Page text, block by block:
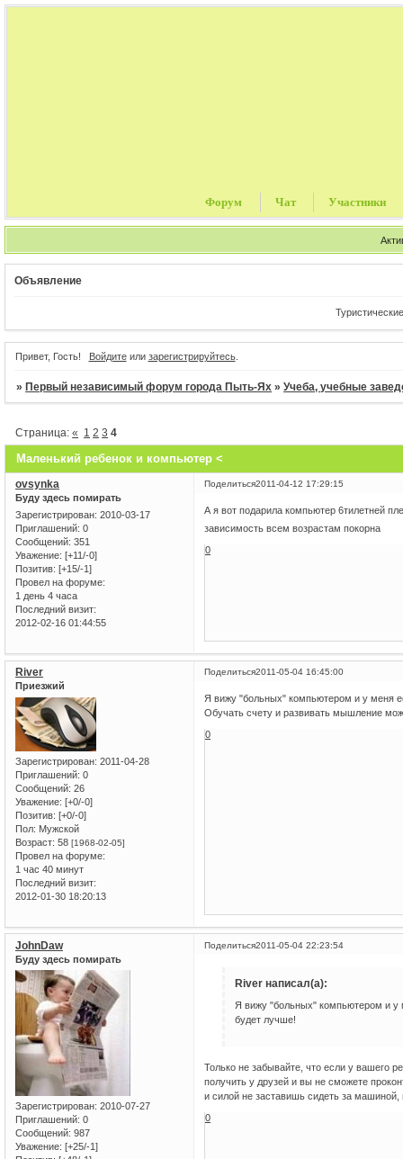
Форум Чат Участники
Объявление
Туристические путевки,
Привет, Гость! Войдитеили зарегистрируйтесь.
»Первый независимый форум города Пыть-Ях »Учеба, учебные
Маленький ребенок и компьютер <
Страница:« 1 2 3 4
Поделиться2011-04-12 17:29:15
ovsynka
Буду здесь помирать
Зарегистрирован: 2010-03-17
Приглашений: 0
Сообщений: 351
Уважение: [+11/-0]
Позитив: [+15/-1]
Провел на форуме:
1 день 4 часа
Последний визит:
2012-02-16 01:44:55
А я вот подарила компьютер 6тилетней
зависимость всем возрастам покорна
0
Поделиться2011-05-04 16:45:00
River
Приезжий
Зарегистрирован: 2011-04-28
Приглашений: 0
Сообщений: 26
Уважение: [+0/-0]
Позитив: [+0/-0]
Пол: Мужской
Возраст: 58 [1968-02-05]
Провел на форуме:
1 час 40 минут
Последний визит:
2012-01-30 18:20:13
Я вижу "больных" компьютером и у меня
Обучать счету и развивать мышление
0
Поделиться2011-05-04 22:23:54
JohnDaw
Буду здесь помирать
Зарегистрирован: 2010-07-27
Приглашений: 0
Сообщений: 987
Уважение: [+25/-1]
River написал(а):
Я вижу "больных" компьютером и у
будет лучше!
Только не забывайте, что если у вашего
получить у друзей и вы не сможете
и силой не заставишь сидеть за машиной,
0